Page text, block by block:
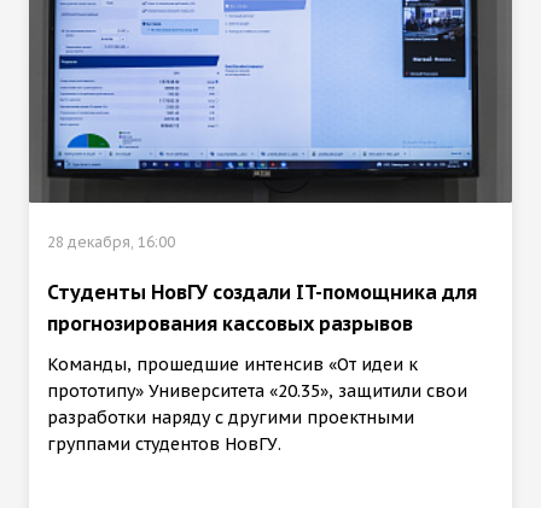
28 декабря, 16:00
Студенты НовГУ создали IT-помощника для
прогнозирования кассовых разрывов
Команды, прошедшие интенсив «От идеи к
прототипу» Университета «20.35», защитили свои
разработки наряду с другими проектными
группами студентов НовГУ.